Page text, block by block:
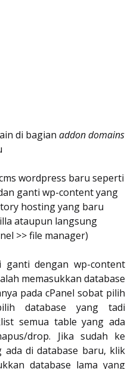
di bagian addon domains
wordpress baru seperti
ganti wp-content yang
hosting yang baru
ataupun langsung
>> file manager)
ganti dengan wp-content
memasukkan database
pada cPanel sobat pilih
database yang tadi
semua table yang ada
drop. Jika sudah ke
ada di database baru, klik
database lama yang